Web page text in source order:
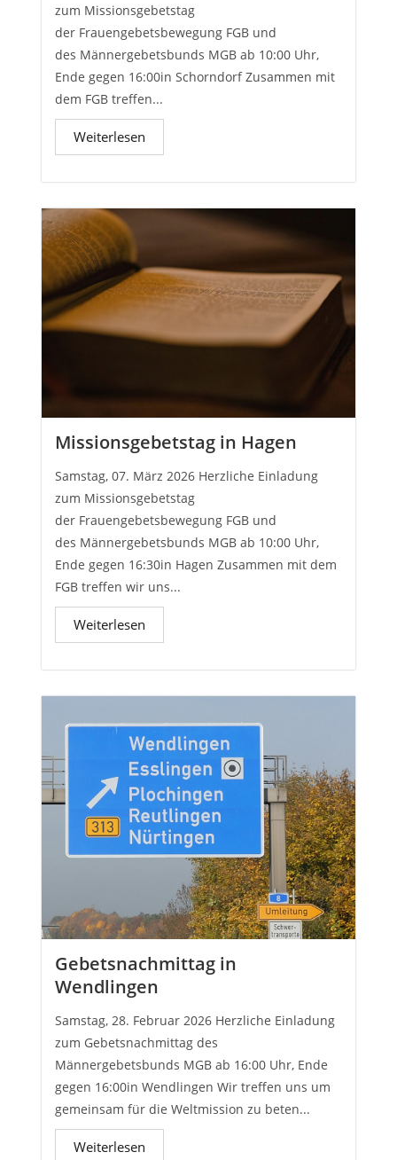
zum Missionsgebetstag
der Frauengebetsbewegung FGB und
des Männergebetsbunds MGB ab 10:00 Uhr,
Ende gegen 16:00in Schorndorf Zusammen mit
dem FGB treffen...
Weiterlesen
Missionsgebetstag in Hagen
Samstag, 07. März 2026 Herzliche Einladung
zum Missionsgebetstag
der Frauengebetsbewegung FGB und
des Männergebetsbunds MGB ab 10:00 Uhr,
Ende gegen 16:30in Hagen Zusammen mit dem
FGB treffen wir uns...
Weiterlesen
Gebetsnachmittag in
Wendlingen
Samstag, 28. Februar 2026 Herzliche Einladung
zum Gebetsnachmittag des
Männergebetsbunds MGB ab 16:00 Uhr, Ende
gegen 16:00in Wendlingen Wir treffen uns um
gemeinsam für die Weltmission zu beten...
Weiterlesen